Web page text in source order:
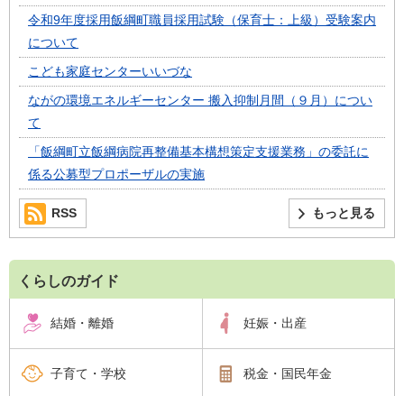
令和9年度採用飯綱町職員採用試験（保育士：上級）受験案内
について
こども家庭センターいいづな
ながの環境エネルギーセンター 搬入抑制月間（９月）につい
て
「飯綱町立飯綱病院再整備基本構想策定支援業務」の委託に
係る公募型プロポーザルの実施
もっと見る
RSS
くらしのガイド
結婚・離婚 妊娠・出産
子育て・学校 税金・国民年金